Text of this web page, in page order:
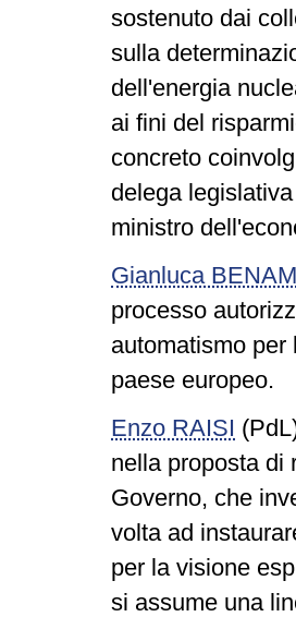
sostenuto dai
sulla
dell'energia
ai fini del
concreto
delega
ministro
Gianluca
processo
automatismo
paese europeo.
Enzo RAISI
nella proposta di
Governo, che
volta ad
per la visione
si assume una